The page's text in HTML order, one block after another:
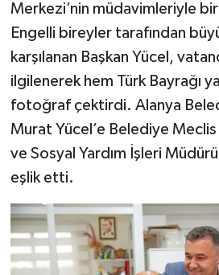
Merkezi’nin müdavimleriyle
Engelli bireyler tarafından
karşılanan Başkan Yücel,
ilgilenerek hem Türk Bayrağı
fotoğraf çektirdi. Alanya
Murat Yücel’e Belediye Meclis
ve Sosyal Yardım İşleri
eşlik etti.